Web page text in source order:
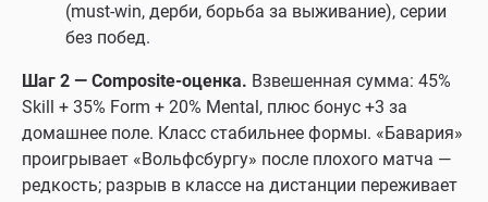
(must-win, дерби, борьба за выживание), серии
без побед.
Шаг 2 — Composite-оценка. Взвешенная сумма: 45%
Skill + 35% Form + 20% Mental, плюс бонус +3 за
домашнее поле. Класс стабильнее формы. «Бавария»
проигрывает «Вольфсбургу» после плохого матча —
редкость; разрыв в классе на дистанции переживает